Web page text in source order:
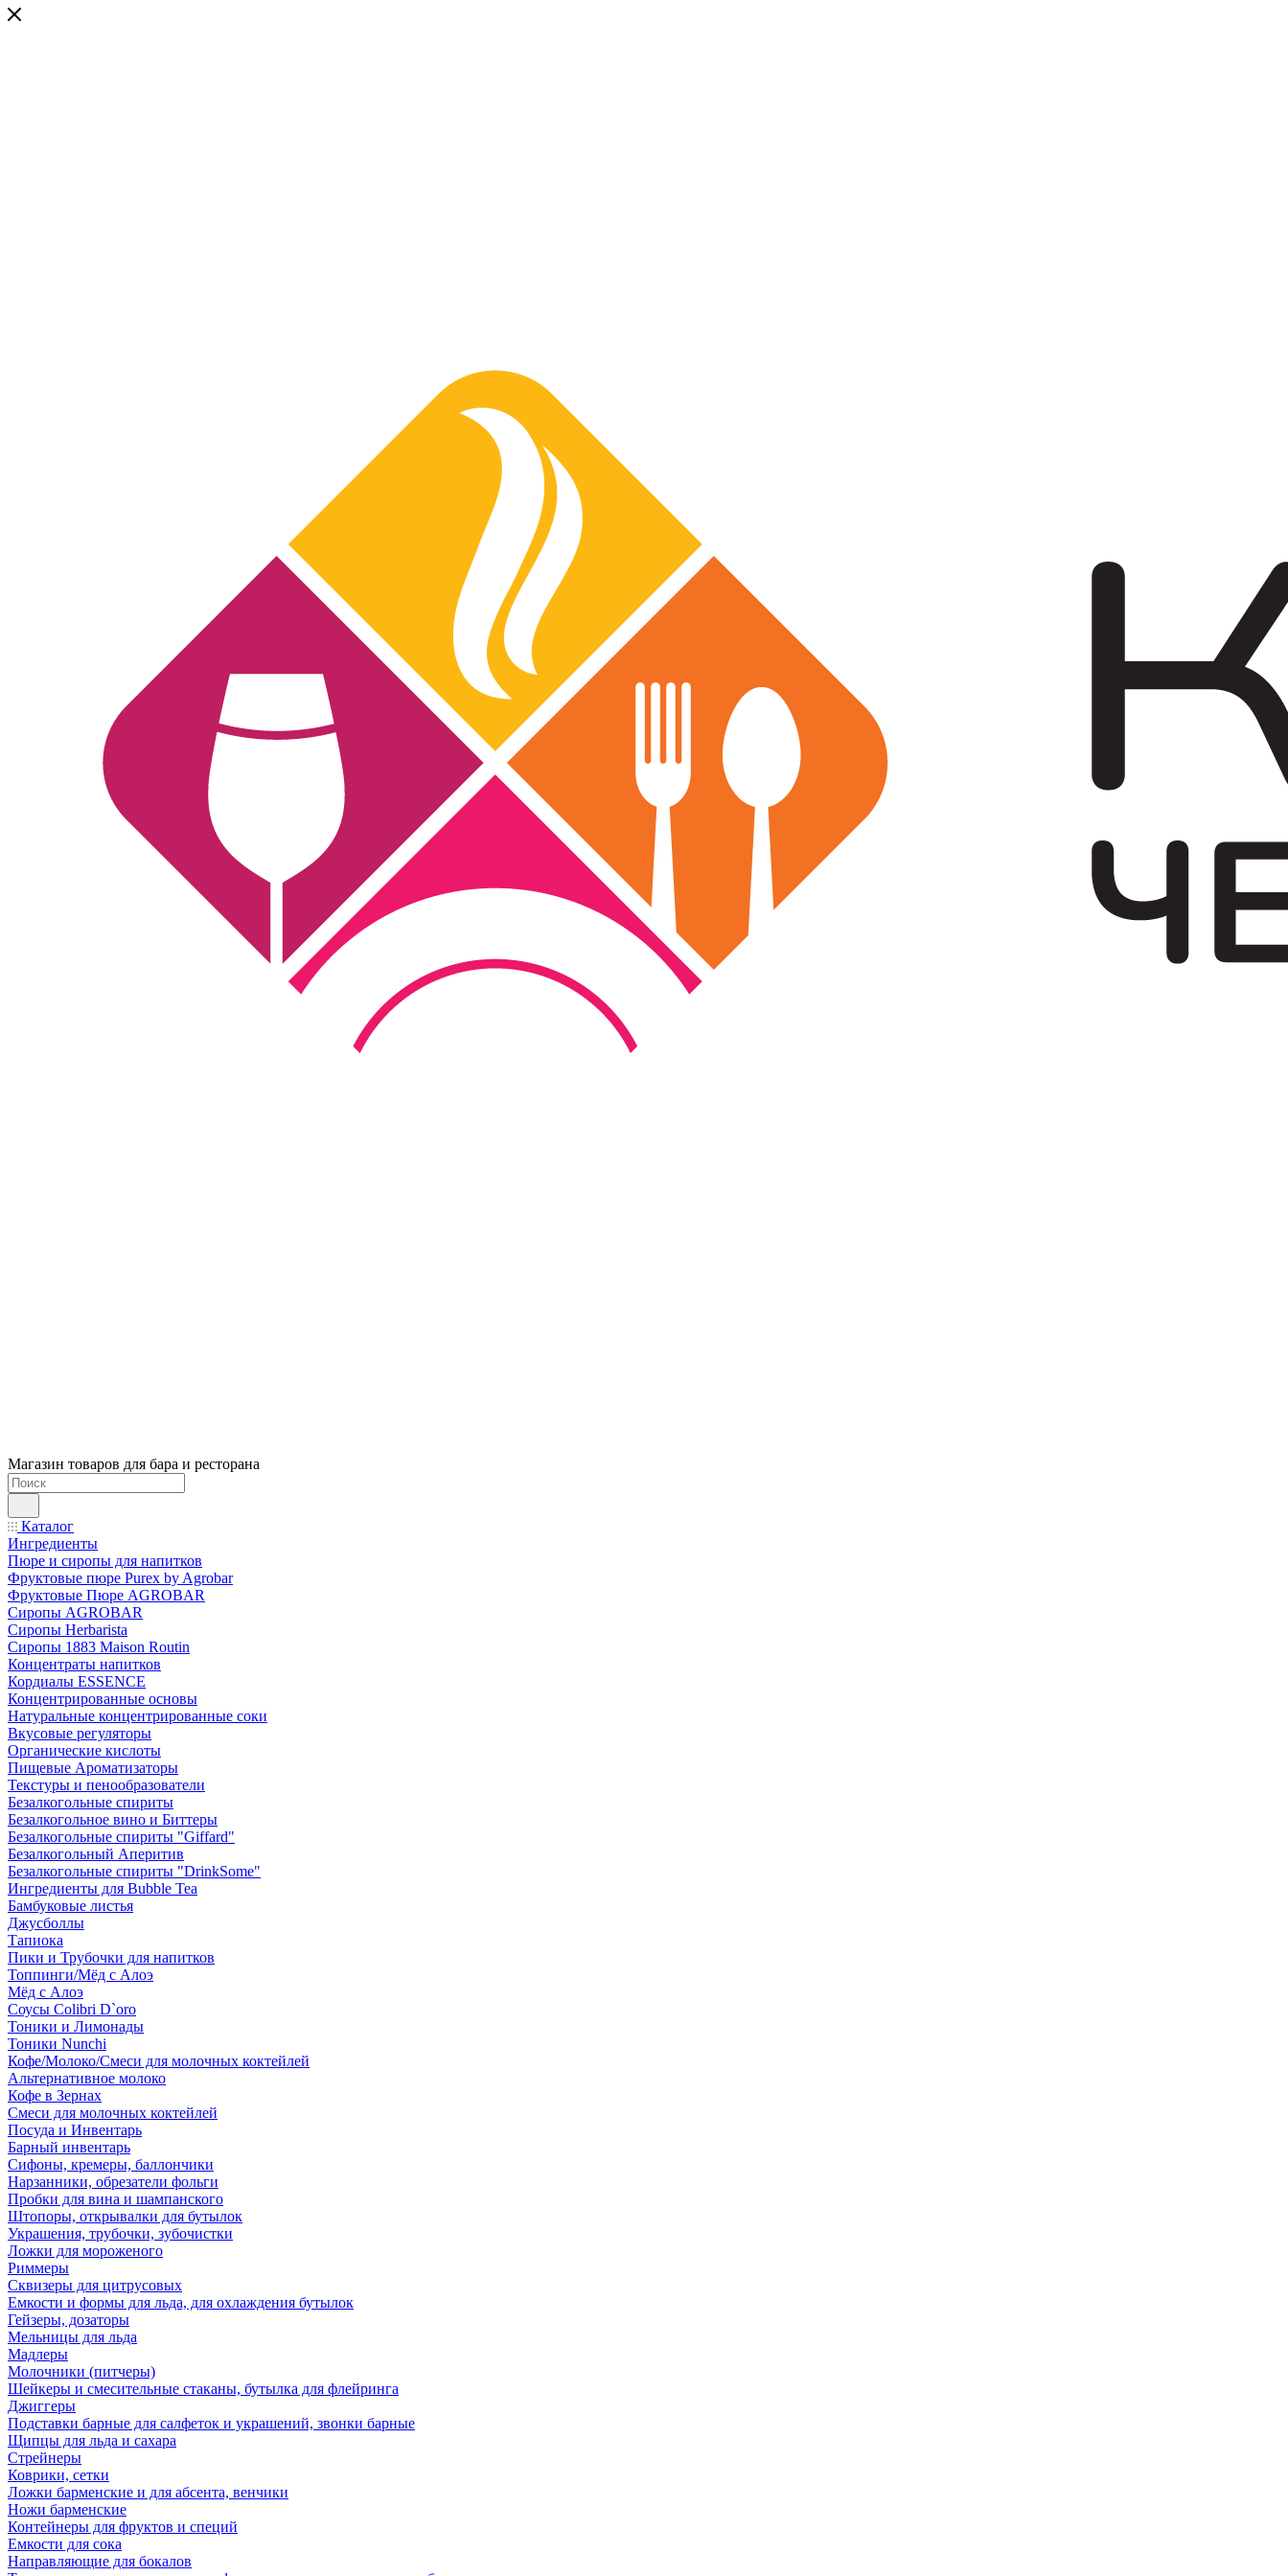
Магазин товаров для бара и ресторана
Каталог
Ингредиенты
Пюре и сиропы для напитков
Фруктовые пюре Purex by Agrobar
Фруктовые Пюре AGROBAR
Сиропы AGROBAR
Сиропы Herbarista
Сиропы 1883 Maison Routin
Концентраты напитков
Кордиалы ESSENCE
Концентрированные основы
Натуральные концентрированные соки
Вкусовые регуляторы
Органические кислоты
Пищевые Ароматизаторы
Текстуры и пенообразователи
Безалкогольные спириты
Безалкогольное вино и Биттеры
Безалкогольные спириты "Giffard"
Безалкогольный Аперитив
Безалкогольные спириты "DrinkSome"
Ингредиенты для Bubble Tea
Бамбуковые листья
Джусболлы
Тапиока
Пики и Трубочки для напитков
Топпинги/Мёд с Алоэ
Мёд с Алоэ
Соусы Colibri D`oro
Тоники и Лимонады
Тоники Nunchi
Кофе/Молоко/Смеси для молочных коктейлей
Альтернативное молоко
Кофе в Зернах
Смеси для молочных коктейлей
Посуда и Инвентарь
Барный инвентарь
Сифоны, кремеры, баллончики
Нарзанники, обрезатели фольги
Пробки для вина и шампанского
Штопоры, открывалки для бутылок
Украшения, трубочки, зубочистки
Ложки для мороженого
Риммеры
Сквизеры для цитрусовых
Емкости и формы для льда, для охлаждения бутылок
Гейзеры, дозаторы
Мельницы для льда
Мадлеры
Молочники (питчеры)
Шейкеры и смесительные стаканы, бутылка для флейринга
Джиггеры
Подставки барные для салфеток и украшений, звонки барные
Щипцы для льда и сахара
Стрейнеры
Коврики, сетки
Ложки барменские и для абсента, венчики
Ножи барменские
Контейнеры для фруктов и специй
Емкости для сока
Направляющие для бокалов